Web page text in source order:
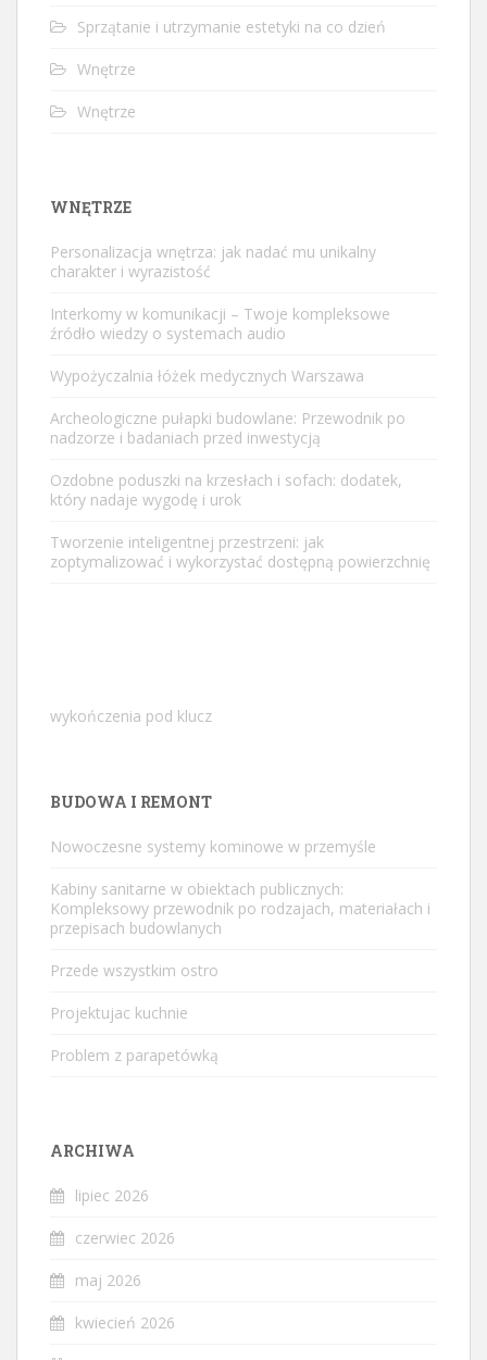
Sprzątanie i utrzymanie estetyki na co dzień
Wnętrze
Wnętrze
WNĘTRZE
Personalizacja wnętrza: jak nadać mu unikalny
charakter i wyrazistość
Interkomy w komunikacji – Twoje kompleksowe
źródło wiedzy o systemach audio
Wypożyczalnia łóżek medycznych Warszawa
Archeologiczne pułapki budowlane: Przewodnik po
nadzorze i badaniach przed inwestycją
Ozdobne poduszki na krzesłach i sofach: dodatek,
który nadaje wygodę i urok
Tworzenie inteligentnej przestrzeni: jak
zoptymalizować i wykorzystać dostępną powierzchnię
wykończenia pod klucz
BUDOWA I REMONT
Nowoczesne systemy kominowe w przemyśle
Kabiny sanitarne w obiektach publicznych:
Kompleksowy przewodnik po rodzajach, materiałach i
przepisach budowlanych
Przede wszystkim ostro
Projektujac kuchnie
Problem z parapetówką
ARCHIWA
lipiec 2026
czerwiec 2026
maj 2026
kwiecień 2026